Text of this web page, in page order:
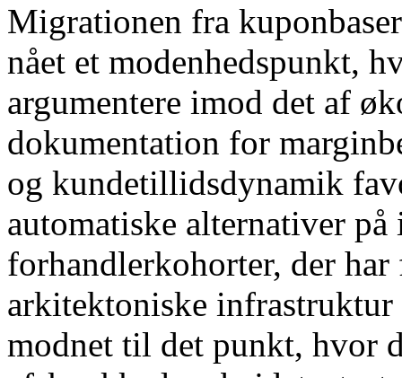
Migrationen fra
nået et modenhedspunkt,
argumentere imod det af
dokumentation for
og kundetillidsdynamik
automatiske alternativer
forhandlerkohorter, der
arkitektoniske
modnet til det punkt, hvor